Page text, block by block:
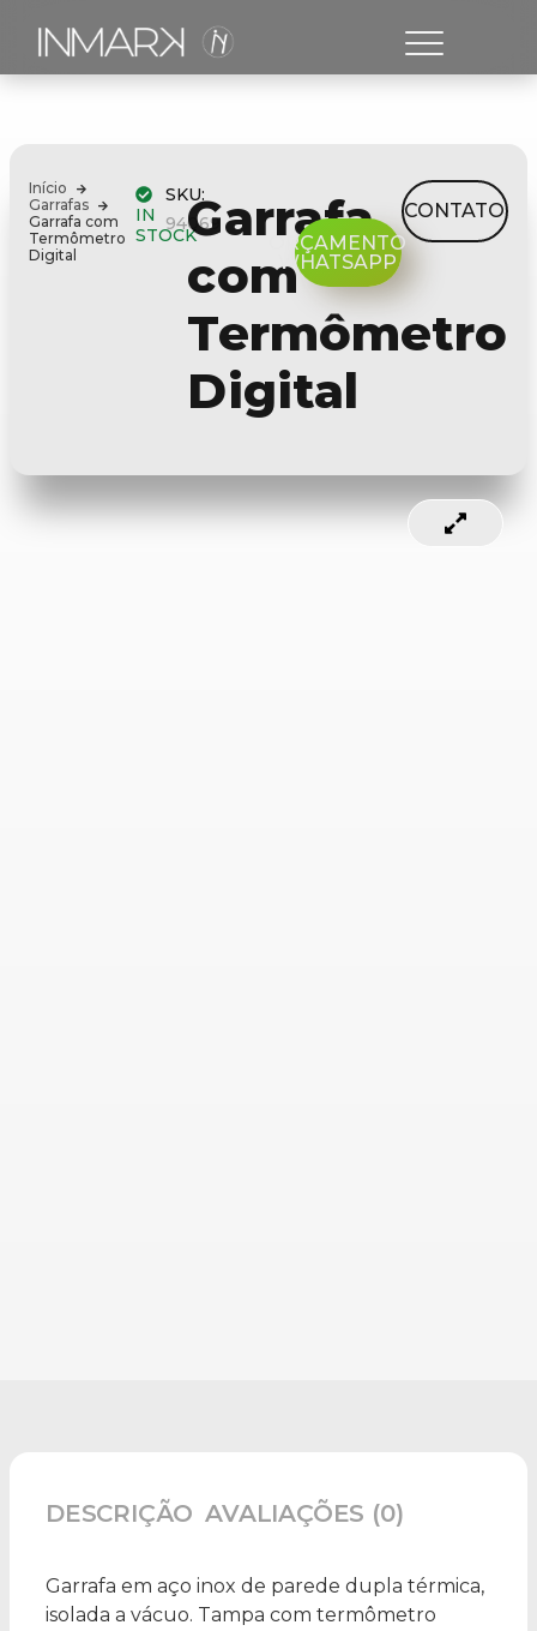
Início
Garrafas
Garrafa com
Termômetro
Digital
IN
STOCK
SKU:
94069
Garrafa
com
Termômetro
Digital
ORÇAMENTO
WHATSAPP
CONTATO
DESCRIÇÃO AVALIAÇÕES (0)
Garrafa em aço inox de parede dupla térmica,
isolada a vácuo. Tampa com termômetro